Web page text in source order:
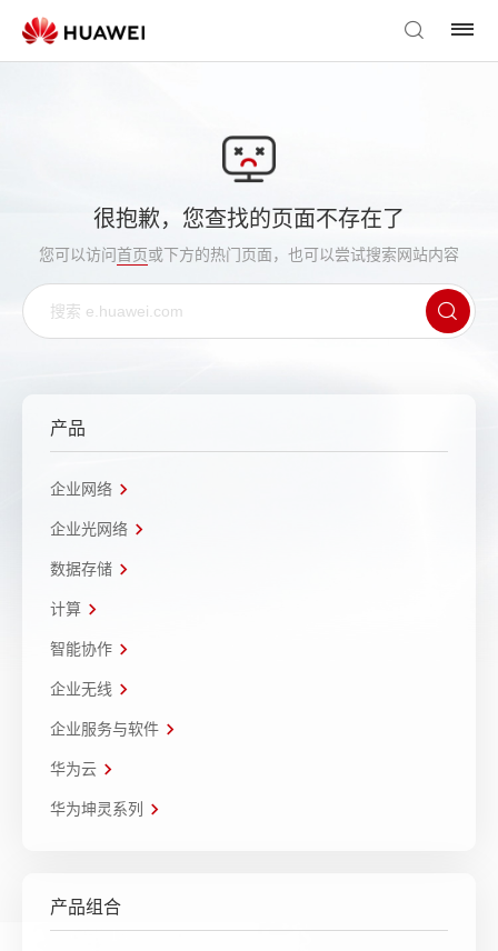
很抱歉，您查找的页面不存在了
您可以访问首页或下方的热门页面，也可以尝试搜索网站内容
产品
企业网络
企业光网络
数据存储
计算
智能协作
企业无线
企业服务与软件
华为云
华为坤灵系列
产品组合